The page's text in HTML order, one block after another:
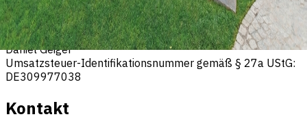
Amtsgericht: Landau / Pfalz
Registernummer: HRA 30637
Geschäftsführer: Christian Kühl, Andreas Wintersinger und
Daniel Geiger
Umsatzsteuer-Identifikationsnummer gemäß § 27a UStG:
DE309977038
Kontakt